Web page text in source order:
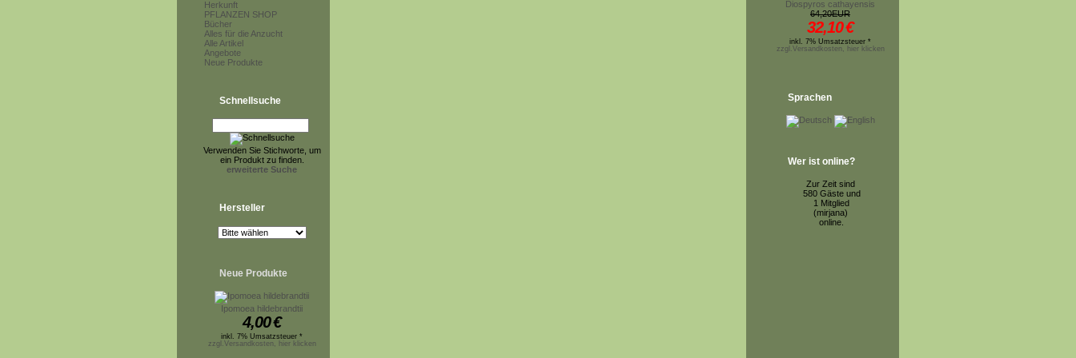
Herkunft
PFLANZEN SHOP
Bücher
Alles für die Anzucht
Alle Artikel
Angebote
Neue Produkte
Schnellsuche
Verwenden Sie Stichworte, um
ein Produkt zu finden.
erweiterte Suche
Hersteller
Neue Produkte
Ipomoea hildebrandtii
4,00€
inkl. 7% Umsatzsteuer *
zzgl.Versandkosten, hier klicken
Diospyros cathayensis
64,20EUR
32,10€
inkl. 7% Umsatzsteuer *
zzgl.Versandkosten, hier klicken
Sprachen
Wer ist online?
Zur Zeit sind
580 Gäste und
1 Mitglied
(mirjana)
online.